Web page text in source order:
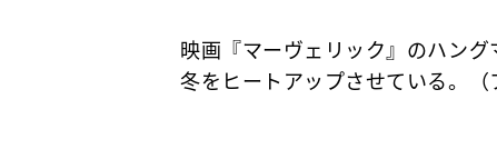
映画『マーヴェリック』のハング
冬をヒートアップさせている。（